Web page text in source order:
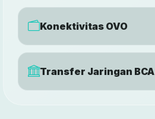
Konektivitas OVO
Transfer Jaringan BCA